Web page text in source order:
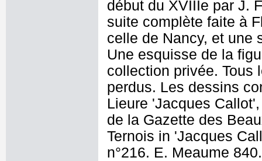
début du XVIIIe par J.
suite complète faite à
celle de Nancy, et une
Une esquisse de la
collection privée. Tous
perdus. Les dessins
Lieure 'Jacques
de la Gazette des
Ternois in 'Jacques
n°216. E. Meaume